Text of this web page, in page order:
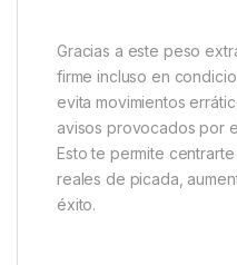
Gracias a este peso
firme incluso en
evita movimientos
avisos provocados por
Esto te permite
reales de picada,
éxito.